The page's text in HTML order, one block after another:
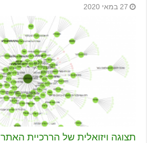
27 במאי 2020
תצוגה ויזואלית של הררכיית האתר